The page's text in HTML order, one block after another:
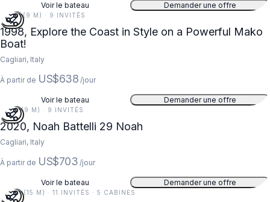
Voir le bateau Demander une offre
28 FT (9 M) · 9 INVITÉS
1998, Explore the Coast in Style on a Powerful Mako
Boat!
Cagliari, Italy
À partir de US$638 /jour
Voir le bateau Demander une offre
31 FT (9 M) · 9 INVITÉS
2020, Noah Battelli 29 Noah
Cagliari, Italy
À partir de US$703 /jour
Voir le bateau Demander une offre
49 FT (15 M) · 11 INVITÉS · 5 CABINES